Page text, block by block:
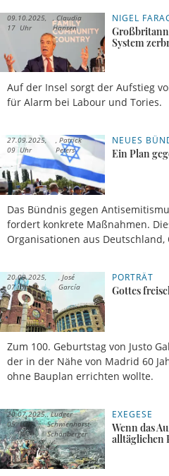
NIGEL
System
Auf der Insel sorgt der Aufstieg
für Alarm bei Labour und Tories.
09.10.2025,
17 Uhr
Claudia
Hansen
NEUES
Ein Plan
Das Bündnis gegen
fordert konkrete Maßnahmen.
Organisationen aus
27.09.2025,
09 Uhr
Patrick
Peters
PORTRÄT
Gottes
Zum 100. Geburtstag von Justo
der in der Nähe von Madrid 60
ohne Bauplan errichten wollte.
20.09.2025,
07 Uhr
José
García
EXEGESE
Wenn das
alltäglichen
20.07.2025,
05 Uhr
Ludger
Schwienhorst-
Schönberger